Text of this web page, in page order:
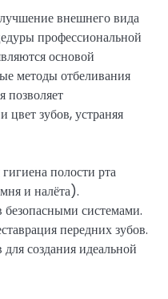
внешнего вида
профессиональной
основой
методы отбеливания
позволяет
цвет зубов, устраняя
полости рта
и налёта).
безопасными системами.
передних зубов.
создания идеальной